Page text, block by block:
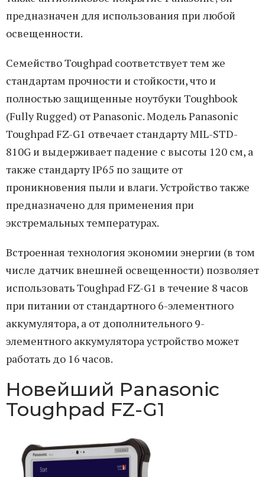
предназначен для использования при любой
освещенности.
Семейство Toughpad соответствует тем же
стандартам прочности и стойкости, что и
полностью защищенные ноутбуки Toughbook
(Fully Rugged) от Panasonic. Модель Panasonic
Toughpad FZ-G1 отвечает стандарту MIL-STD-
810G и выдерживает падение с высоты 120 см, а
также стандарту IP65 по защите от
проникновения пыли и влаги. Устройство также
предназначено для применения при
экстремальных температурах.
Встроенная технология экономии энергии (в том
числе датчик внешней освещенности) позволяет
использовать Toughpad FZ-G1 в течение 8 часов
при питании от стандартного 6-элементного
аккумулятора, а от дополнительного 9-
элементного аккумулятора устройство может
работать до 16 часов.
Новейший Panasonic
Toughpad FZ-G1